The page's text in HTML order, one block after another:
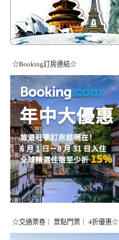
☆Booking訂房連結☆
☆交通票卷｜ 景點門票｜ 4折優惠☆